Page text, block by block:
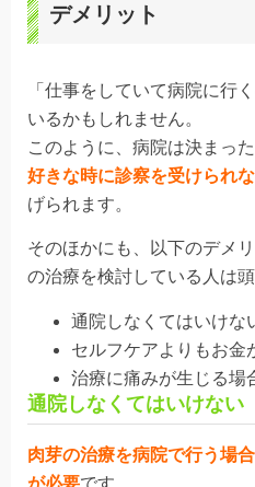
デメリット
「 仕事をしていて病院に行
いるかもしれません。
このように、病院は決まっ
好きな時に診察を受けられ
げられます。
そのほかにも、以下のデメ
の治療を検討している人は
通院しなくてはいけな
セルフケアよりもお金
治療に痛みが生じる場
通院しなくてはいけない
肉芽の治療を病院で行う場
が必要です。